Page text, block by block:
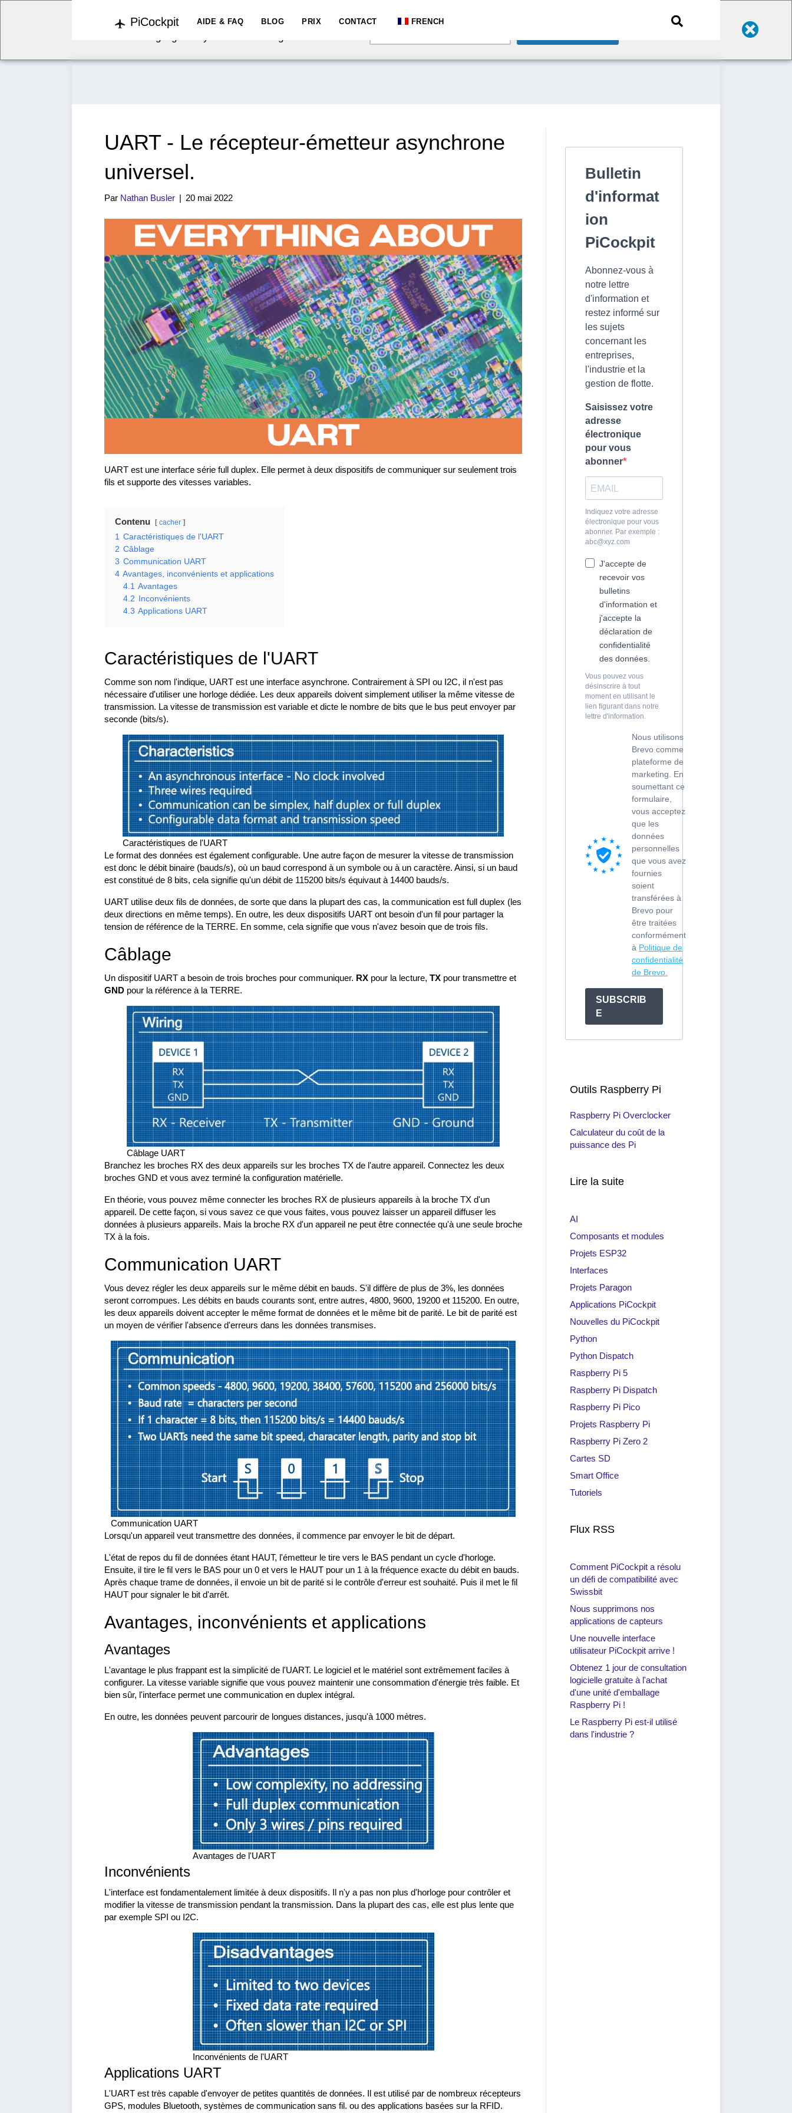
We've detected you might be speaking a different
English
PiCockpit AIDE & FAQ BLOG PRIX CONTACT FRENCH
UART - Le récepteur-émetteur asynchrone
universel.
Par Nathan Busler | 20 mai 2022
UART est une interface série full duplex. Elle permet à deux dispositifs de communiquer sur seulement trois
fils et supporte des vitesses variables.
Contenu cacher
1
Caractéristiques de l'UART
2 Câblage
3 Communication UART
4 Avantages, inconvénients et applications
4.1 Avantages
4.2
Inconvénients
4.3 Applications UART
Caractéristiques de l'UART
Comme son nom l'indique, UART est une interface asynchrone. Contrairement à SPI ou I2C, il n'est pas
nécessaire d'utiliser une horloge dédiée. Les deux appareils doivent simplement utiliser la même vitesse de
transmission. La vitesse de transmission est variable et dicte le nombre de bits que le bus peut envoyer par
seconde (bits/s).
Caractéristiques de l'UART
Le format des données est également configurable. Une autre façon de mesurer la vitesse de transmission
est donc le débit binaire (bauds/s), où un baud correspond à un symbole ou à un caractère. Ainsi, si un baud
est constitué de 8 bits, cela signifie qu'un débit de 115200 bits/s équivaut à 14400 bauds/s.
UART utilise deux fils de données, de sorte que dans la plupart des cas, la communication est full duplex (les
deux directions en même temps). En outre, les deux dispositifs UART ont besoin d'un fil pour partager la
tension de référence de la TERRE. En somme, cela signifie que vous n'avez besoin que de trois fils.
Câblage
Un dispositif UART a besoin de trois broches pour communiquer. RX pour la lecture, TX pour transmettre et
GND pour la référence à la TERRE.
Câblage UART
Branchez les broches RX des deux appareils sur les broches TX de l'autre appareil. Connectez les deux
broches GND et vous avez terminé la configuration matérielle.
En théorie, vous pouvez même connecter les broches RX de plusieurs appareils à la broche TX d'un
appareil. De cette façon, si vous savez ce que vous faites, vous pouvez laisser un appareil diffuser les
données à plusieurs appareils. Mais la broche RX d'un appareil ne peut être connectée qu'à une seule broche
TX à la fois.
Communication UART
Vous devez régler les deux appareils sur le même débit en bauds. S'il diffère de plus de 3%, les données
seront corrompues. Les débits en bauds courants sont, entre autres, 4800, 9600, 19200 et 115200. En outre,
les deux appareils doivent accepter le même format de données et le même bit de parité. Le bit de parité est
un moyen de vérifier l'absence d'erreurs dans les données transmises.
Communication UART
Lorsqu'un appareil veut transmettre des données, il commence par envoyer le bit de départ.
L'état de repos du fil de données étant HAUT, l'émetteur le tire vers le BAS pendant un cycle d'horloge.
Ensuite, il tire le fil vers le BAS pour un 0 et vers le HAUT pour un 1 à la fréquence exacte du débit en bauds.
Après chaque trame de données, il envoie un bit de parité si le contrôle d'erreur est souhaité. Puis il met le fil
HAUT pour signaler le bit d'arrêt.
Avantages, inconvénients et applications
Avantages
L'avantage le plus frappant est la simplicité de l'UART. Le logiciel et le matériel sont extrêmement faciles à
configurer. La vitesse variable signifie que vous pouvez maintenir une consommation d'énergie très faible. Et
bien sûr, l'interface permet une communication en duplex intégral.
En outre, les données peuvent parcourir de longues distances, jusqu'à 1000 mètres.
Avantages de l'UART
Inconvénients
L'interface est fondamentalement limitée à deux dispositifs. Il n'y a pas non plus d'horloge pour contrôler et
modifier la vitesse de transmission pendant la transmission. Dans la plupart des cas, elle est plus lente que
par exemple SPI ou I2C.
Inconvénients de l'UART
Applications UART
L'UART est très capable d'envoyer de petites quantités de données. Il est utilisé par de nombreux récepteurs
GPS, modules Bluetooth, systèmes de communication sans fil. ou des applications basées sur la RFID.
Bulletin
d'informat
ion
PiCockpit
Abonnez-vous à
notre lettre
d'information et
restez informé sur
les sujets
concernant les
entreprises,
l'industrie et la
gestion de flotte.
Saisissez votre
adresse
électronique
pour vous
abonner
Indiquez votre adresse
électronique pour vous
abonner. Par exemple :
abc@xyz.com
J'accepte de
recevoir vos
bulletins
d'information et
j'accepte la
déclaration de
confidentialité
des données.
Vous pouvez vous
désinscrire à tout
moment en utilisant le
lien figurant dans notre
lettre d'information.
Nous utilisons
Brevo comme
plateforme de
marketing. En
soumettant ce
formulaire,
vous acceptez
que les
données
personnelles
que vous avez
fournies
soient
transférées à
Brevo pour
être traitées
conformément
à Politique de
confidentialité
de Brevo.
SUBSCRIB
E
Outils Raspberry Pi
Raspberry Pi Overclocker
Calculateur du coût de la
puissance des Pi
Lire la suite
AI
Composants et modules
Projets ESP32
Interfaces
Projets Paragon
Applications PiCockpit
Nouvelles du PiCockpit
Python
Python Dispatch
Raspberry Pi 5
Raspberry Pi Dispatch
Raspberry Pi Pico
Projets Raspberry Pi
Raspberry Pi Zero 2
Cartes SD
Smart Office
Tutoriels
Flux RSS
Comment PiCockpit a résolu
un défi de compatibilité avec
Swissbit
Nous supprimons nos
applications de capteurs
Une nouvelle interface
utilisateur PiCockpit arrive !
Obtenez 1 jour de consultation
logicielle gratuite à l'achat
d'une unité d'emballage
Raspberry Pi !
Le Raspberry Pi est-il utilisé
dans l'industrie ?